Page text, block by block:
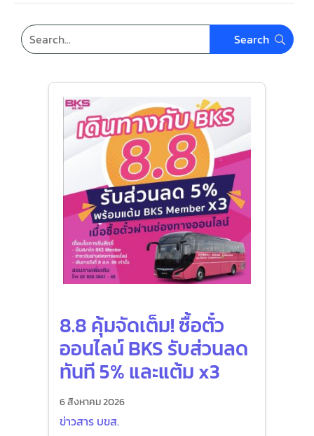
8.8 คุ้มจัดเต็ม! ซื้อตั๋ว
ออนไลน์ BKS รับส่วนลด
ทันที 5% และแต้ม x3
6 สิงหาคม 2026
ข่าวสาร บขส.